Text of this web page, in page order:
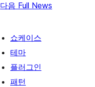
다음 Full News
쇼케이스
테마
플러그인
패턴